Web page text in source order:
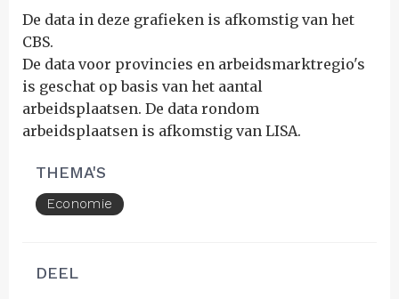
De data in deze grafieken is afkomstig van het
CBS.
De data voor provincies en arbeidsmarktregio's
is geschat op basis van het aantal
arbeidsplaatsen. De data rondom
arbeidsplaatsen is afkomstig van LISA.
THEMA'S
Economie
DEEL